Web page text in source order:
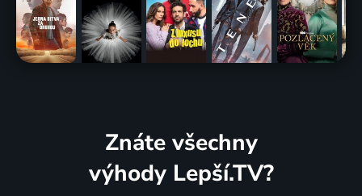
Znáte všechny
výhody Lepší.TV?